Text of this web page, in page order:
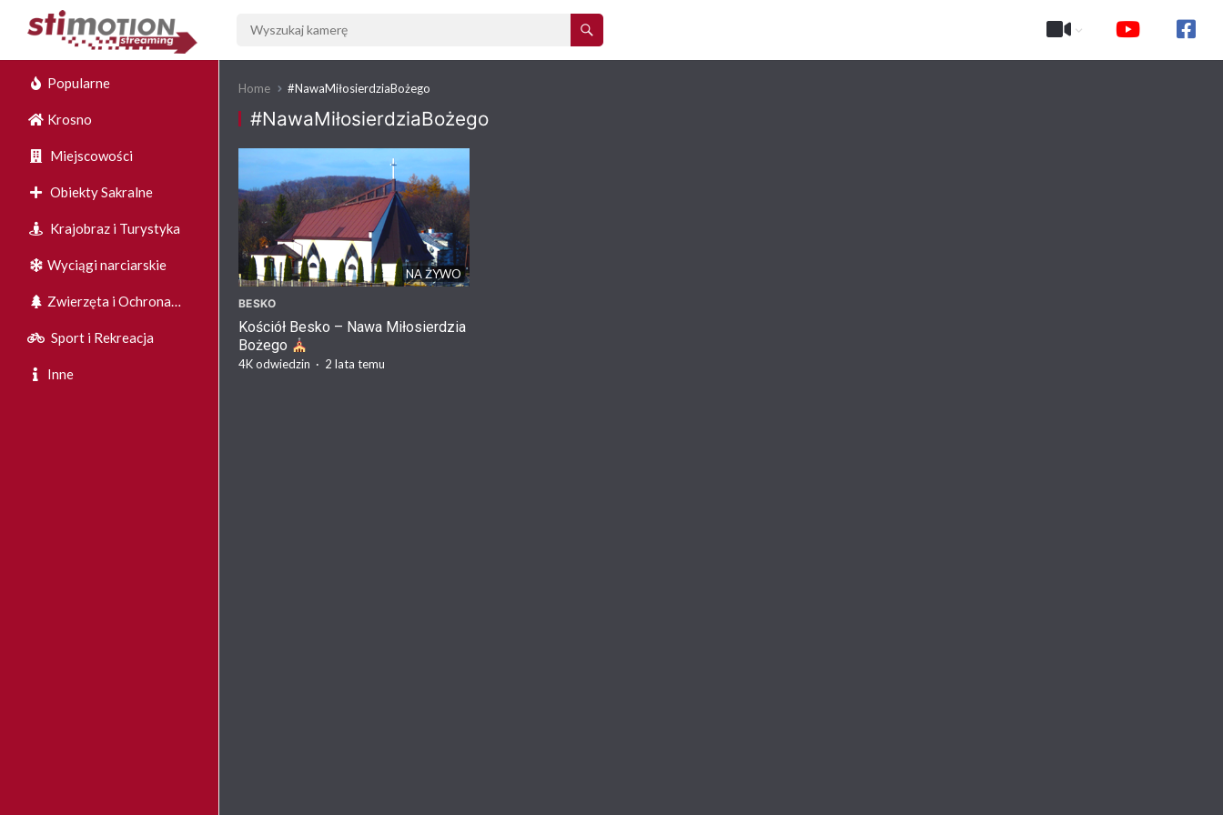
Popularne
Krosno
Miejscowości
Obiekty Sakralne
Krajobraz i Turystyka
Wyciągi narciarskie
Zwierzęta i Ochrona
Środowiska
Sport i Rekreacja
Inne
Home #NawaMiłosierdziaBożego
#NawaMiłosierdziaBożego
NA ŻYWO
BESKO
Kościół Besko – Nawa Miłosierdzia
Bożego
4Kodwiedzin · 2 lata temu